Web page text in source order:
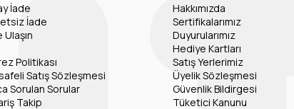
İade
İade
Ulaşın
Politikası
Satış Sözleşmesi
Sorulan Sorular
Takip
Hakkımızda
Sertifikalarımız
Duyurularımız
Hediye Kartları
Satış Yerlerimiz
Üyelik Sözleşmesi
Güvenlik Bildirgesi
Tüketici Kanunu